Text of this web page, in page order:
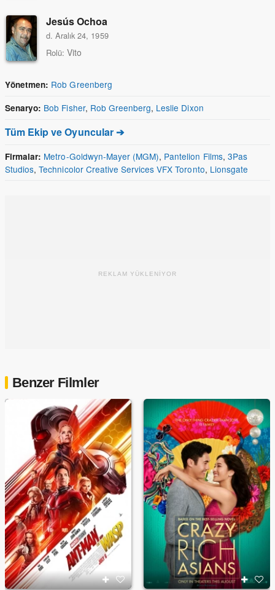
Jesús Ochoa
d. Aralık 24, 1959
Rolü: Vito
Yönetmen: Rob Greenberg
Senaryo: Bob Fisher, Rob Greenberg, Leslie Dixon
Tüm Ekip ve Oyuncular ➔
Firmalar: Metro-Goldwyn-Mayer (MGM), Pantelion Films, 3Pas
Studios,Technicolor Creative Services VFX Toronto, Lionsgate
REKLAM YÜKLENİYOR
Benzer Filmler